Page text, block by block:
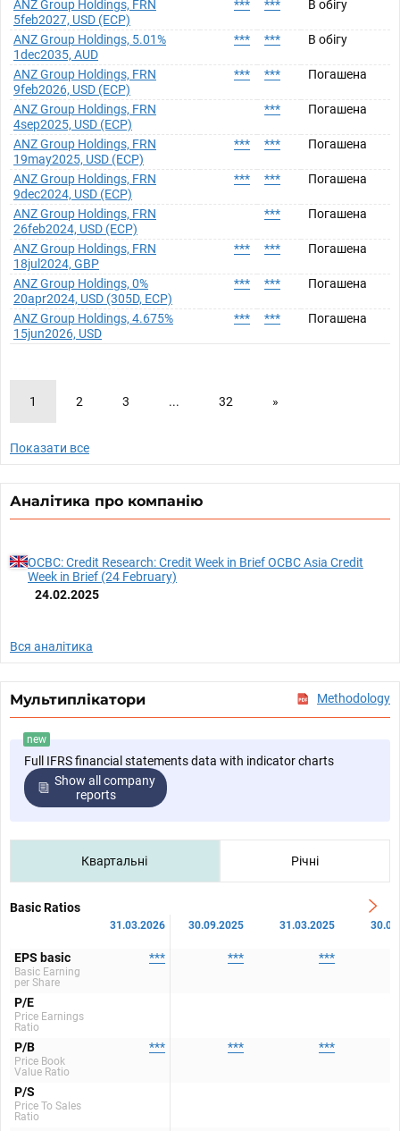
ANZ Group Holdings, FRN
5feb2027, USD (ECP)
*** *** В обігу
ANZ Group Holdings, 5.01%
1dec2035, AUD
*** *** В обігу
ANZ Group Holdings, FRN
9feb2026, USD (ECP)
*** *** Погашена
ANZ Group Holdings, FRN
4sep2025, USD (ECP)
*** Погашена
ANZ Group Holdings, FRN
19may2025, USD (ECP)
*** *** Погашена
ANZ Group Holdings, FRN
9dec2024, USD (ECP)
*** *** Погашена
ANZ Group Holdings, FRN
26feb2024, USD (ECP)
*** Погашена
ANZ Group Holdings, FRN
18jul2024, GBP
*** *** Погашена
ANZ Group Holdings, 0%
20apr2024, USD (305D, ECP)
*** *** Погашена
ANZ Group Holdings, 4.675%
15jun2026, USD
*** *** Погашена
1 2 3 ... 32 »
Показати все
Аналітика про компанію
OCBC: Credit Research: Credit Week in Brief OCBC Asia Credit
Week in Brief (24 February)
24.02.2025
Вся аналітика
Мультиплікатори Methodology
new
Full IFRS financial statements data with indicator charts
Show all company
reports
Квартальні Річні
Basic Ratios
31.03.2026 30.09.2025 31.03.2025
EPS basic
Basic Earning
per Share
*** *** ***
P/E
Price Earnings
Ratio
P/B
Price Book
Value Ratio
*** *** ***
P/S
Price To Sales
Ratio